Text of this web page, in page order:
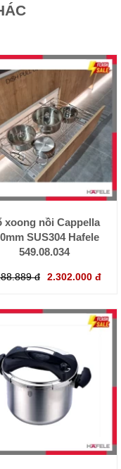
xoong nồi Cappella
SUS304 Hafele
549.08.034
đ 2.302.000 đ